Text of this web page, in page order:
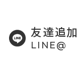
友達追加
LINE@